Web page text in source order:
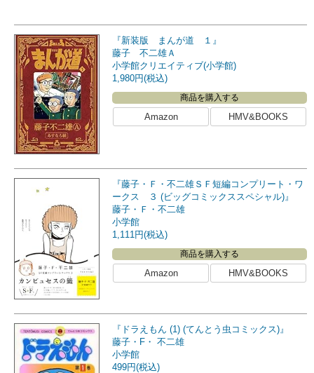
『新装版 まんが道 １』
藤子 不二雄Ａ
小学館クリエイティブ(小学館)
1,980円(税込)
商品を購入する
Amazon HMV&BOOKS
『藤子・Ｆ・不二雄ＳＦ短編コンプリート・ワ
ークス ３ (ビッグコミックススペシャル)』
藤子・Ｆ・不二雄
小学館
1,111円(税込)
商品を購入する
Amazon HMV&BOOKS
『ドラえもん (1) (てんとう虫コミックス)』
藤子・F・ 不二雄
小学館
499円(税込)